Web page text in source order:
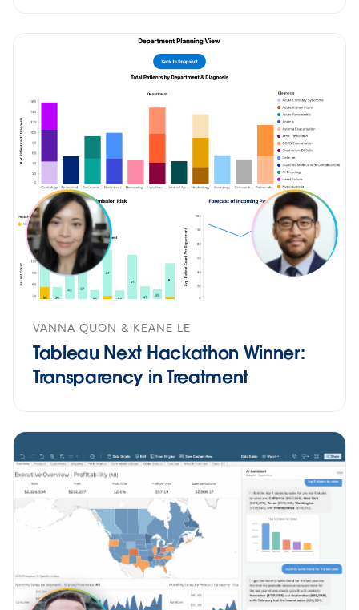
VANNA QUON & KEANE LE
Tableau Next Hackathon Winner:
Transparency in Treatment